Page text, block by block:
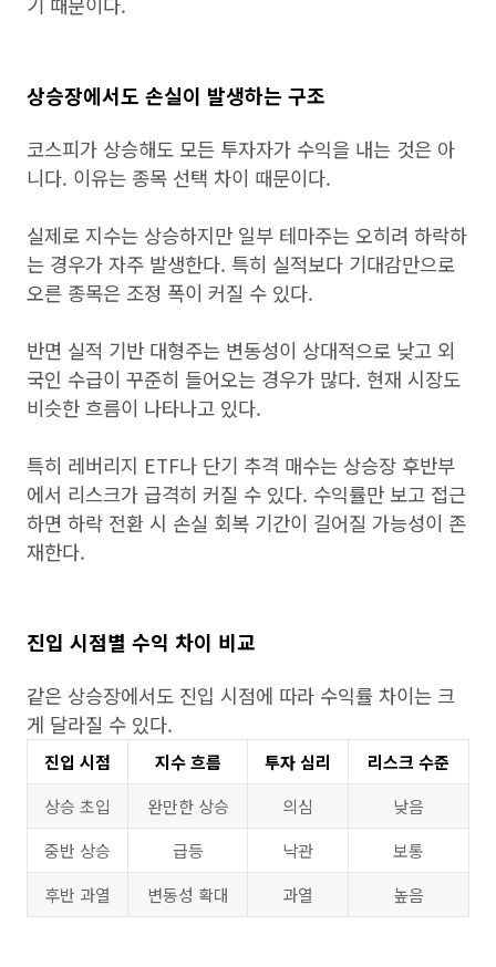
상승장에서도 손실이 발생하는 구조
코스피가 상승해도 모든 투자자가 수익을 내는 것은 아
니다. 이유는 종목 선택 차이 때문이다.
실제로 지수는 상승하지만 일부 테마주는 오히려 하락하
는 경우가 자주 발생한다. 특히 실적보다 기대감만으로
오른 종목은 조정 폭이 커질 수 있다.
반면 실적 기반 대형주는 변동성이 상대적으로 낮고 외
국인 수급이 꾸준히 들어오는 경우가 많다. 현재 시장도
비슷한 흐름이 나타나고 있다.
특히 레버리지 ETF나 단기 추격 매수는 상승장 후반부
에서 리스크가 급격히 커질 수 있다. 수익률만 보고 접근
하면 하락 전환 시 손실 회복 기간이 길어질 가능성이 존
재한다.
진입 시점별 수익 차이 비교
같은 상승장에서도 진입 시점에 따라 수익률 차이는 크
게 달라질 수 있다.
진입 시점 지수 흐름 투자 심리
리스크 수준
상승 초입
완만한 상승 의심
낮음
중반 상승
급등 낙관
보통
후반 과열
변동성 확대 과열 높음